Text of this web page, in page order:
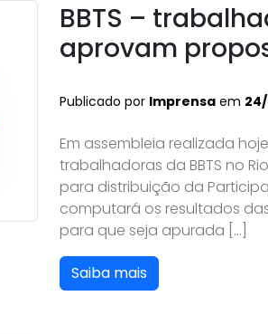
BBTS –
aprovam
Publicado por Imprensa em
Em assembleia realizada
trabalhadoras da BBTS no
para distribuição da
computará os resultados
para que seja apurada […]
Saiba mais